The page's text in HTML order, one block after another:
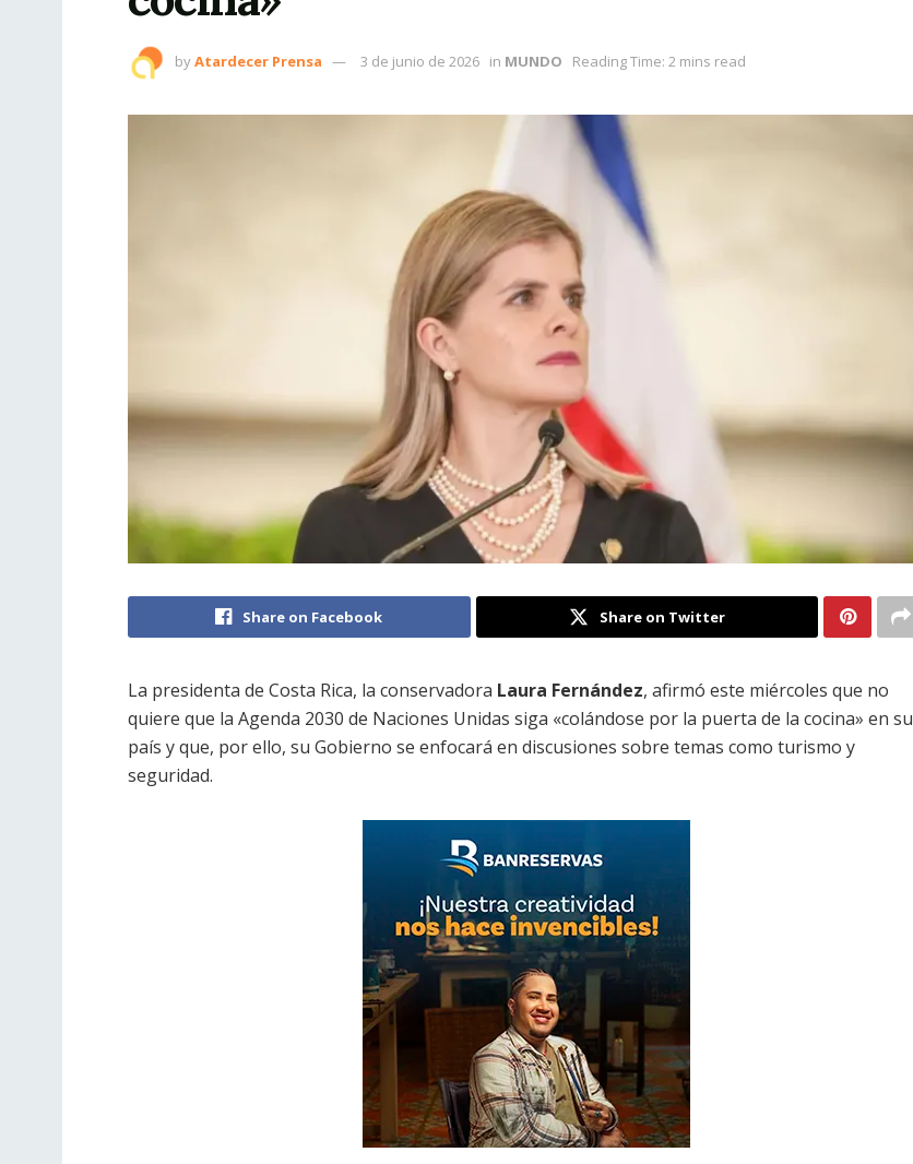
byAtardecer Prensa 3 de junio de 2026 in MUNDO Reading Time: 2 mins read
Share on Facebook Share on Twitter
La presidenta de Costa Rica, la conservadora Laura Fernández, afirmó este miércoles que no
quiere que la Agenda 2030 de Naciones Unidas siga «colándose por la puerta de la cocina» en su
país y que, por ello, su Gobierno se enfocará en discusiones sobre temas como turismo y
seguridad.